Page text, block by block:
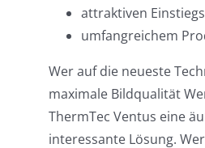
attraktiven
umfangreichem
Wer auf die neueste
maximale Bildqualität
ThermTec Ventus eine
interessante Lösung.